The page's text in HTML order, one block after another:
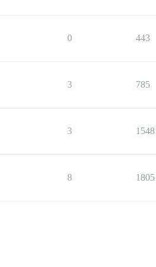
0 443
3 785
3 1548
8 1805